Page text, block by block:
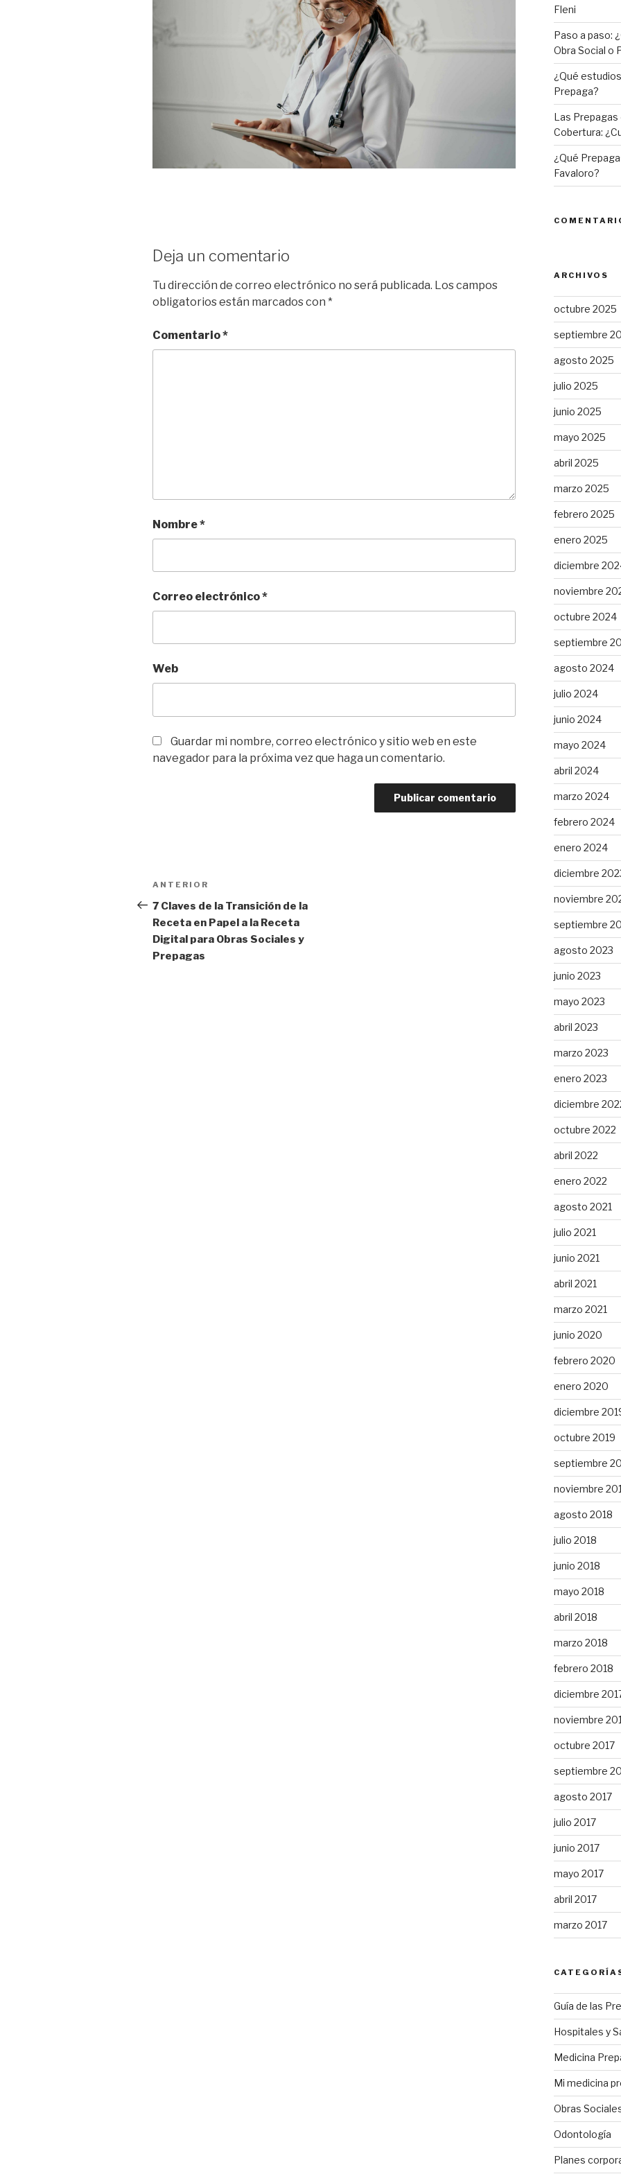
Deja un comentario
Tu dirección de correo electrónico no será publicada. Los campos
obligatorios están marcados con *
Comentario*
Nombre*
Correo electrónico*
Web
Guardar mi nombre, correo electrónico y sitio web en este
navegador para la próxima vez que haga un comentario.
Navegación
de
entradas
Entrada
anterior
ANTERIOR
7 Claves de la Transición de la
Receta en Papel a la Receta
Digital para Obras Sociales y
Prepagas
Fleni
Paso a paso:
Obra Social o
¿Qué
Prepaga?
Las
Cobertura:
¿Qué
Favaloro?
ARCHIVOS
octubre 2025
septiembre
agosto 2025
julio 2025
junio 2025
mayo 2025
abril 2025
marzo 2025
febrero 2025
enero 2025
diciembre
noviembre
octubre 2024
septiembre
agosto 2024
julio 2024
junio 2024
mayo 2024
abril 2024
marzo 2024
febrero 2024
enero 2024
diciembre
noviembre
septiembre
agosto 2023
junio 2023
mayo 2023
abril 2023
marzo 2023
enero 2023
diciembre
octubre 2022
abril 2022
enero 2022
agosto 2021
julio 2021
junio 2021
abril 2021
marzo 2021
junio 2020
febrero 2020
enero 2020
diciembre
octubre 2019
septiembre
noviembre
agosto 2018
julio 2018
junio 2018
mayo 2018
abril 2018
marzo 2018
febrero 2018
diciembre
noviembre
octubre 2017
septiembre
agosto 2017
julio 2017
junio 2017
mayo 2017
abril 2017
marzo 2017
Guía de las
Hospitales y
Medicina
Mi medicina
Obras
Odontología
Planes